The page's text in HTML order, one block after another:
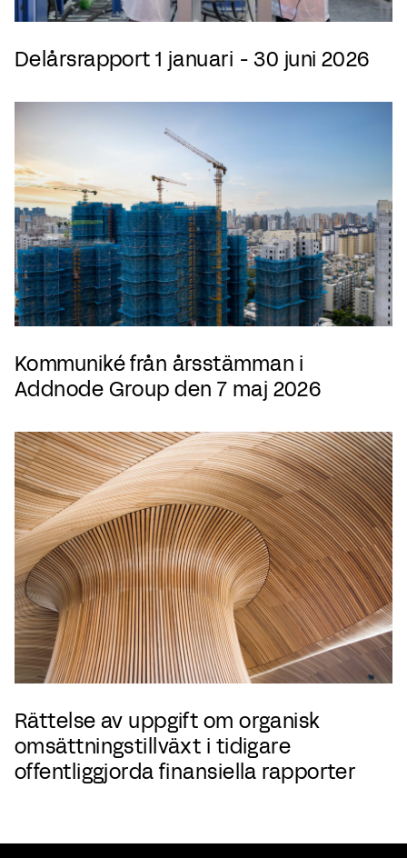
Delårsrapport 1 januari - 30 juni 2026
Kommuniké från årsstämman i
Addnode Group den 7 maj 2026
Rättelse av uppgift om organisk
omsättningstillväxt i tidigare
offentliggjorda finansiella rapporter